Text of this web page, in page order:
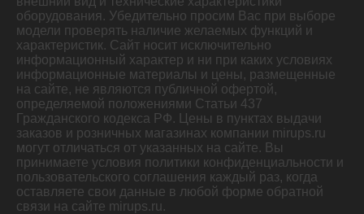
оборудования. Убедительно просим Вас при выборе
модели проверять наличие желаемых функций и
характеристик. Сайт носит исключительно
информационный характер и ни при каких условиях
информационные материалы и цены, размещенные
на сайте, не являются публичной офертой,
определяемой положениями Статьи 437
Гражданского кодекса РФ. Цены в пунктах выдачи
заказов и розничных магазинах компании mirups.ru
могут отличаться от указанных на сайте. Вы
принимаете условия политики конфиденциальности и
пользовательского соглашения каждый раз, когда
оставляете свои данные в любой форме обратной
связи на сайте mirups.ru.